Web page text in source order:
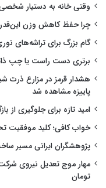
وقتی خانه به دستیار
چرا حفظ کاهش وزن
گام بزرگ برای تراشه‌های
برتری دست راست یا چپ
هشدار قرمز در مزارع ذرت
پاییزه مشاهده شد
امید تازه برای جلوگیری از
خواب کافی؛ کلید موفقیت
پژوهشگران ایرانی مسیر
تومان